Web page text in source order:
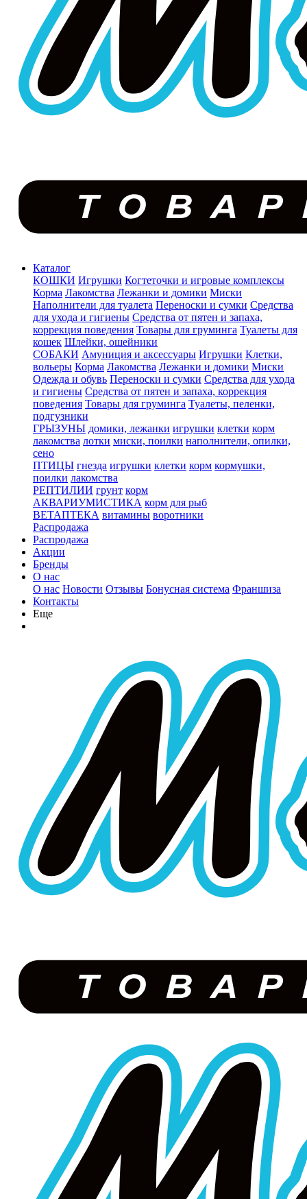
Каталог
КОШКИ Игрушки Когтеточки и игровые комплексы
Корма Лакомства Лежанки и домики Миски
Наполнители для туалета Переноски и сумки Средства
для ухода и гигиены Средства от пятен и запаха,
коррекция поведения Товары для груминга Туалеты для
кошек Шлейки, ошейники
СОБАКИ Амуниция и аксессуары Игрушки Клетки,
вольеры Корма Лакомства Лежанки и домики Миски
Одежда и обувь Переноски и сумки Средства для ухода
и гигиены Средства от пятен и запаха, коррекция
поведения Товары для груминга Туалеты, пеленки,
подгузники
ГРЫЗУНЫ домики, лежанки игрушки клетки корм
лакомства лотки миски, поилки наполнители, опилки,
сено
ПТИЦЫ гнезда игрушки клетки корм кормушки,
поилки лакомства
РЕПТИЛИИ грунт корм
АКВАРИУМИСТИКА корм для рыб
ВЕТАПТЕКА витамины воротники
Распродажа
Распродажа
Акции
Бренды
О нас
О нас Новости Отзывы Бонусная система Франшиза
Контакты
Еще